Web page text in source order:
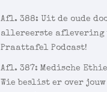
Afl. 388: Uit de oude
allereerste aflevering
Praattafel Podcast!
Afl. 387: Medische
Wie beslist er over